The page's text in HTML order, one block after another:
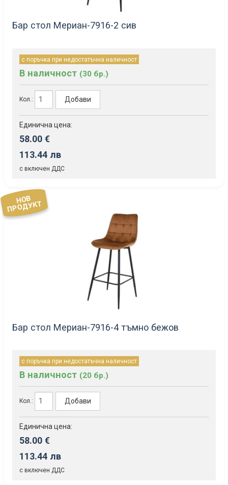
Бар стол Мериан-7916-2 сив
с поръчка при недостатъчна наличност
В наличност (30 бр.)
Кол.: Добави
Единична цена:
58.00 €
113.44 лв
с включен ДДС
НОВ
ПРОДУКТ
Бар стол Мериан-7916-4 тъмно бежов
с поръчка при недостатъчна наличност
В наличност (20 бр.)
Кол.: Добави
Единична цена:
58.00 €
113.44 лв
с включен ДДС